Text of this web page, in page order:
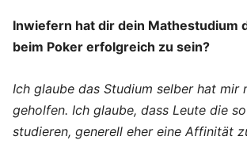
Inwiefern hat dir dein Mathestudium
beim Poker erfolgreich zu sein?
Ich glaube das Studium selber hat mir
geholfen. Ich glaube, dass Leute die
studieren, generell eher eine Affinität